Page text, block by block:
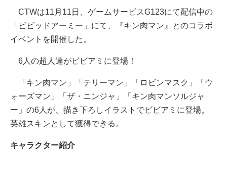
CTWは11月11日、ゲームサービスG123にて配信中の
「ビビッドアーミー」にて、『キン肉マン』とのコラボ
イベントを開催した。
6人の超人達がビビアミに登場！
「キン肉マン」「テリーマン」「ロビンマスク」「ウ
ォーズマン」「ザ・ニンジャ」「キン肉マンソルジャ
ー」の6人が、描き下ろしイラストでビビアミに登場。
英雄スキンとして獲得できる。
キャラクター紹介